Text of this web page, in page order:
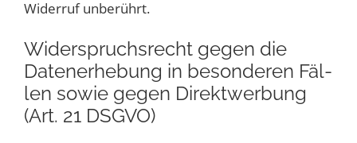
Wider­ruf unberührt.
Wider­spruchs­recht gegen die
Daten­er­he­bung in beson­de­ren Fäl­
len sowie gegen Direkt­wer­bung
(Art. 21 DSGVO)